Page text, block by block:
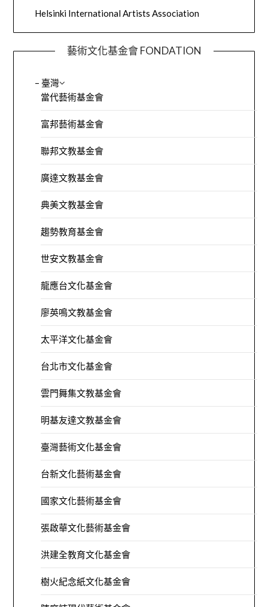
Helsinki International Artists Association
藝術文化基金會 FONDATION
– 臺灣
當代藝術基金會
富邦藝術基金會
聯邦文教基金會
廣達文教基金會
典美文教基金會
趨勢教育基金會
世安文教基金會
龍應台文化基金會
廖英鳴文教基金會
太平洋文化基金會
台北市文化基金會
雲門舞集文教基金會
明基友達文教基金會
臺灣藝術文化基金會
台新文化藝術基金會
國家文化藝術基金會
張啟華文化藝術基金會
洪建全教育文化基金會
樹火紀念紙文化基金會